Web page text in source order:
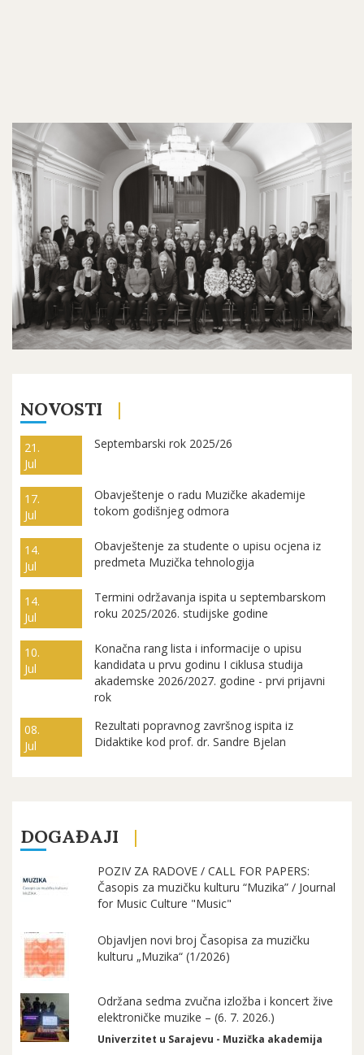
NOVOSTI
21.
Jul
Septembarski rok 2025/26
17.
Jul
Obavještenje o radu Muzičke akademije
tokom godišnjeg odmora
14.
Jul
Obavještenje za studente o upisu ocjena iz
predmeta Muzička tehnologija
14.
Jul
Termini održavanja ispita u septembarskom
roku 2025/2026. studijske godine
10.
Jul
Konačna rang lista i informacije o upisu
kandidata u prvu godinu I ciklusa studija
akademske 2026/2027. godine - prvi prijavni
rok
08.
Jul
Rezultati popravnog završnog ispita iz
Didaktike kod prof. dr. Sandre Bjelan
DOGAĐAJI
POZIV ZA RADOVE / CALL FOR PAPERS:
Časopis za muzičku kulturu “Muzika” / Journal
for Music Culture "Music"
Objavljen novi broj Časopisa za muzičku
kulturu „Muzika“ (1/2026)
Održana sedma zvučna izložba i koncert žive
elektroničke muzike – (6. 7. 2026.)
Univerzitet u Sarajevu - Muzička akademija